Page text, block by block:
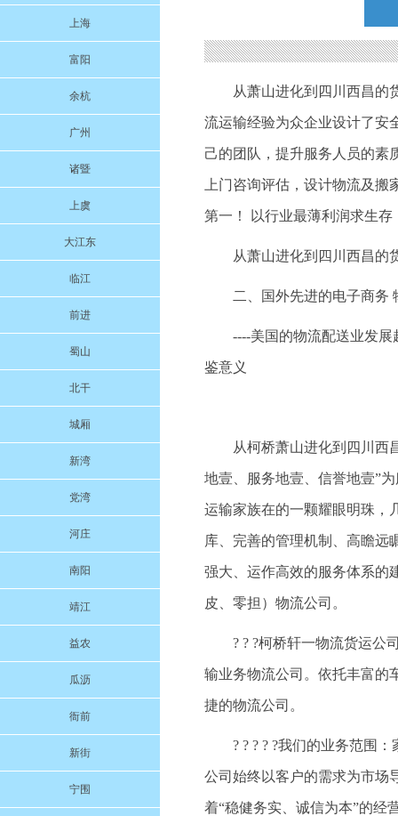
上海
富阳
余杭
广州
诸暨
上虞
大江东
临江
前进
蜀山
北干
城厢
新湾
党湾
河庄
南阳
靖江
益农
瓜沥
衙前
新街
宁围
从萧山进化到四川西昌的
流运输经验为众企业设计了安
己的团队，提升服务人员的素
上门咨询评估，设计物流及
第一！ 以行业最薄利润求生
从萧山进化到四川西昌的
二、国外先进的电子商务
----美国的物流配送业发
鉴意义
从柯桥萧山进化到四川西
地壹、服务地壹、信誉地壹”
运输家族在的一颗耀眼明珠，
库、完善的管理机制、高瞻远
强大、运作高效的服务体系的
皮、零担）物流公司。
? ? ?柯桥轩一物流货运公
输业务物流公司。依托丰富的
捷的物流公司。
? ? ? ? ?我们的业务范围
公司始终以客户的需求为市场
着“稳健务实、诚信为本”的经